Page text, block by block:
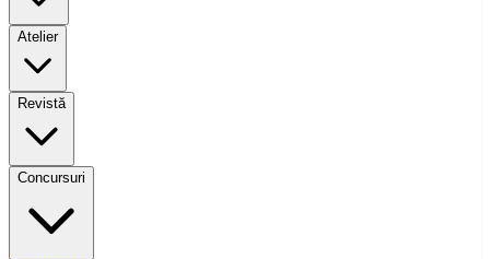
Atelier
Revistă
Concursuri